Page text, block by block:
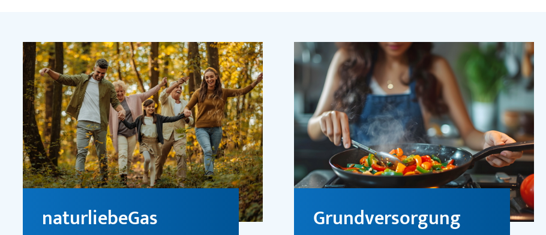
naturliebeGas Grundversorgung